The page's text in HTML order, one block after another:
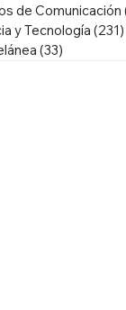
de Comunicación
y Tecnología (231)
(33)